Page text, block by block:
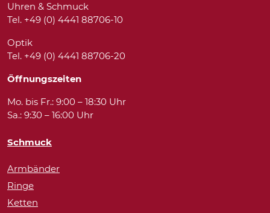
Uhren & Schmuck
Tel. +49 (0) 4441 88706-10
Optik
Tel. +49 (0) 4441 88706-20
Öffnungszeiten
Mo. bis Fr.: 9:00 – 18:30 Uhr
Sa.: 9:30 – 16:00 Uhr
Schmuck
Armbänder
Ringe
Ketten